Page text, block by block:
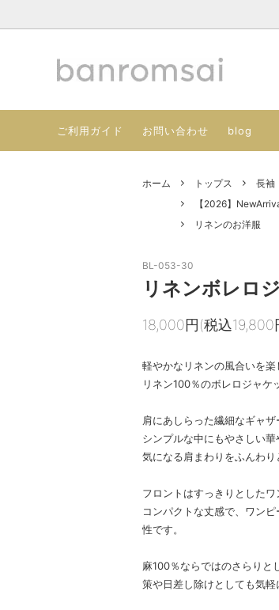
ご利用ガイド お問い合わせ blog
ホーム トップス
長袖
【2026】
リネンのお洋服
BL-053-30
リネンボレロ
18,000円(税込19,800
軽やかなリネンの風合いを楽
リネン100％のボレロジャケ
肩にあしらった繊細なギャ
シンプルな中にもやさしい華
気になる肩まわりをふんわり
フロントはすっきりとしたワ
コンパクトな丈感で、ワン
性です。
麻100％ならではのさらりと
策や日差し除けとしても気軽